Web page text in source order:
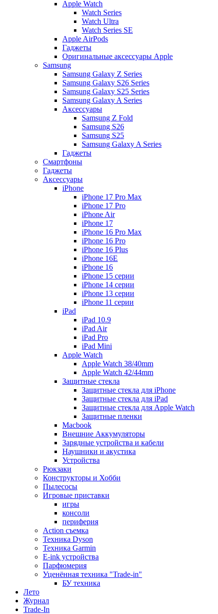
Apple Watch
Watch Series
Watch Ultra
Watch Series SE
Apple AirPods
Гаджеты
Оригинальные аксессуары Apple
Samsung
Samsung Galaxy Z Series
Samsung Galaxy S26 Series
Samsung Galaxy S25 Series
Samsung Galaxy A Series
Аксессуары
Samsung Z Fold
Samsung S26
Samsung S25
Samsung Galaxy A Series
Гаджеты
Смартфоны
Гаджеты
Аксессуары
iPhone
iPhone 17 Pro Max
iPhone 17 Pro
iPhone Air
iPhone 17
iPhone 16 Pro Max
iPhone 16 Pro
iPhone 16 Plus
iPhone 16E
iPhone 16
iPhone 15 серии
iPhone 14 серии
iPhone 13 серии
iPhone 11 серии
iPad
iPad 10.9
iPad Air
iPad Pro
iPad Mini
Apple Watch
Apple Watch 38/40mm
Apple Watch 42/44mm
Защитные стекла
Защитные стекла для iPhone
Защитные стекла для iPad
Защитные стекла для Apple Watch
Защитные пленки
Macbook
Внешние Аккумуляторы
Зарядные устройства и кабели
Наушники и акустика
Устройства
Рюкзаки
Конструкторы и Хобби
Пылесосы
Игровые приставки
игры
консоли
периферия
Action съемка
Техника Dyson
Техника Garmin
E-ink устройства
Парфюмерия
Уценённая техника "Trade-in"
БУ техника
Лето
Журнал
Trade-In